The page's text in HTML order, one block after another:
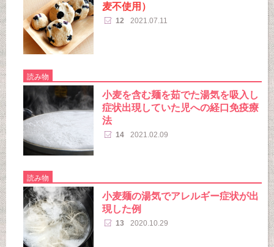
麦不使用）
12 2021.07.11
読み物
小麦を含む麺を茹でた湯気を吸入し
症状出現していた児への経口免疫療
法
14 2021.02.09
読み物
小麦麺の湯気でアレルギー症状が出
現した例
13 2020.10.29